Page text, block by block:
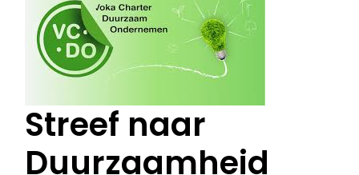
Streef naar
Duurzaamheid